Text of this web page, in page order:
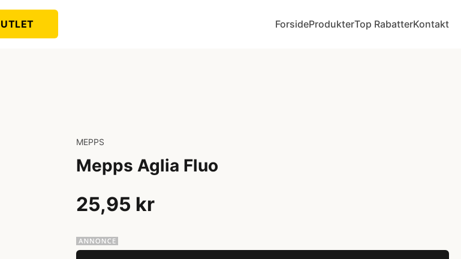
ForsideProdukterTop RabatterKontakt
MEPPS
Mepps Aglia Fluo
25,95 kr